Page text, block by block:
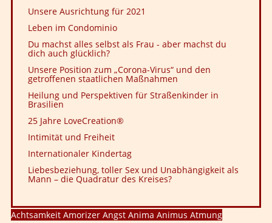
Unsere Ausrichtung für 2021
Leben im Condominio
Du machst alles selbst als Frau - aber machst du
dich auch glücklich?
Unsere Position zum „Corona-Virus“ und den
getroffenen staatlichen Maßnahmen
Heilung und Perspektiven für Straßenkinder in
Brasilien
25 Jahre LoveCreation®
Intimität und Freiheit
Internationaler Kindertag
Liebesbeziehung, toller Sex und Unabhängigkeit als
Mann – die Quadratur des Kreises?
Achtsamkeit Amorizer Angst Anima Animus Atmung